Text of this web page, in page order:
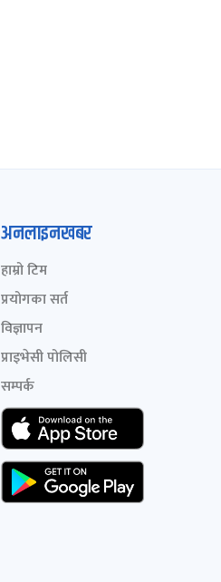
अनलाइनखबर
हाम्रो टिम
प्रयोगका सर्त
विज्ञापन
प्राइभेसी पोलिसी
सम्पर्क